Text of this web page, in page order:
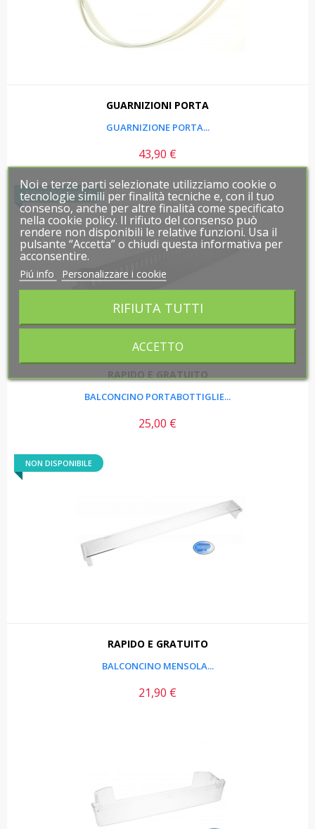
GUARNIZIONI PORTA
GUARNIZIONE PORTA...
Prezzo
43,90 €
NON DISPONIBILE
BALCONCINO PORTABOTTIGLIE...
Prezzo
25,00 €
NON DISPONIBILE
RAPIDO E GRATUITO
BALCONCINO MENSOLA...
Prezzo
21,90 €
Noi e terze parti selezionate utilizziamo cookie o
tecnologie simili per finalità tecniche e, con il tuo
consenso, anche per altre finalità come specificato
nella cookie policy. Il rifiuto del consenso può
rendere non disponibili le relative funzioni. Usa il
pulsante “Accetta” o chiudi questa informativa per
acconsentire.
Piú info Personalizzare i cookie
RIFIUTA TUTTI
ACCETTO
Noi e terze parti selezionate utilizziamo cookie o
tecnologie simili per finalità tecniche e, con il tuo
consenso, anche per altre finalità come specificato
nella cookie policy. Il rifiuto del consenso può
rendere non disponibili le relative funzioni. Usa il
pulsante “Accetta” o chiudi questa informativa per
acconsentire.
Piú info Personalizzare i cookie
RIFIUTA TUTTI
ACCETTO